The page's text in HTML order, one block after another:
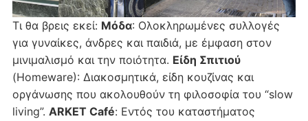
Τι θα βρεις εκεί: Μόδα: Ολοκληρωμένες συλλογές
για γυναίκες, άνδρες και παιδιά, με έμφαση στον
μινιμαλισμό και την ποιότητα. Είδη Σπιτιού
(Homeware): Διακοσμητικά, είδη κουζίνας και
οργάνωσης που ακολουθούν τη φιλοσοφία του “slow
living”. ARKET Café: Εντός του καταστήματος